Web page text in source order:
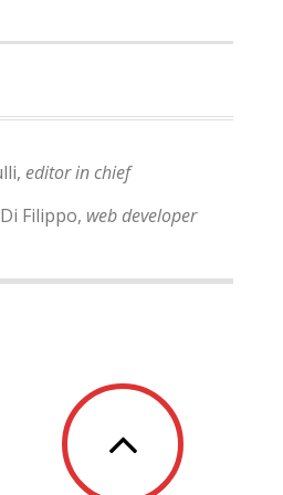
editor in chief
Filippo, web developer